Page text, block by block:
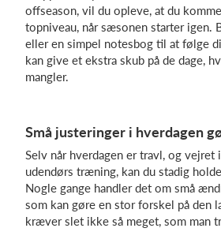
offseason, vil du opleve, at du
topniveau, når sæsonen starter igen.
eller en simpel notesbog til at følge
kan give et ekstra skub på de dage,
mangler.
Små justeringer i hverdagen
Selv når hverdagen er travl, og
udendørs træning, kan du stadig
Nogle gange handler det om små
som kan gøre en stor forskel på den
kræver slet ikke så meget, som man